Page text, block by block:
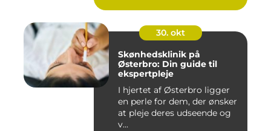
30. okt
Skønhedsklinik på
Østerbro: Din guide til
ekspertpleje
I hjertet af Østerbro ligger
en perle for dem, der ønsker
at pleje deres udseende og
v...